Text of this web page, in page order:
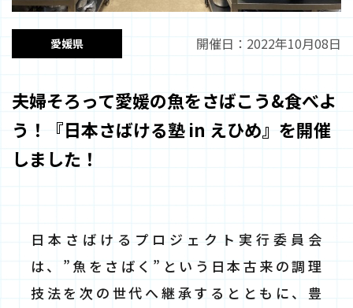
愛媛県 開催日：2022年10月08日
夫婦そろって愛媛の魚をさばこう&食べよ
う！『日本さばける塾 in えひめ』を開催
しました！
日本さばけるプロジェクト実行委員会
は、”魚をさばく”という日本古来の調理
技法を次の世代へ継承するとともに、豊